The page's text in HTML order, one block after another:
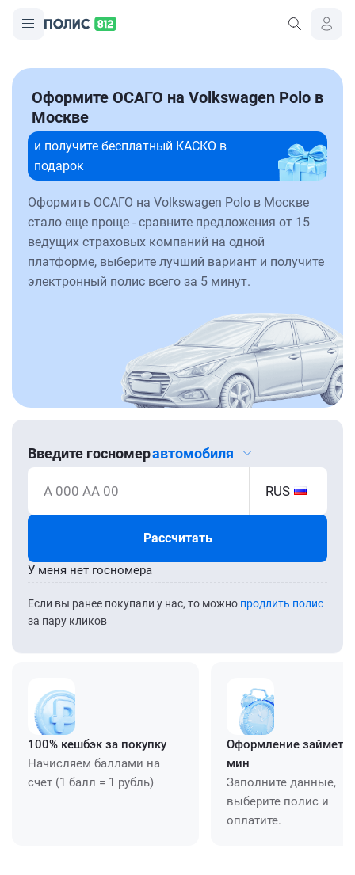
Оформите ОСАГО на Volkswagen Polo в
Москве
и получите бесплатный КАСКО в
подарок
Оформить ОСАГО на Volkswagen Polo в Москве
стало еще проще - сравните предложения от 15
ведущих страховых компаний на одной
платформе, выберите лучший вариант и получите
электронный полис всего за 5 минут.
Введите госномеравтомобиля
А 000 АА 00 RUS
Рассчитать
Если вы ранее покупали у нас, то можно продлить полис
за пару кликов
У меня нет госномера
100% кешбэк за покупку
Начисляем баллами на
счет (1 балл = 1 рубль)
Оформление займет
мин
Заполните данные,
выберите полис и
оплатите.